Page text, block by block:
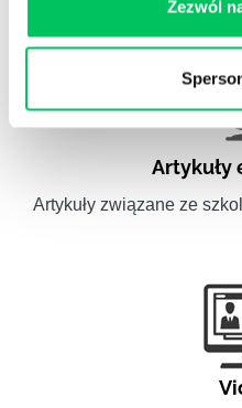
Zezwól
Artykuły
Artykuły związane ze